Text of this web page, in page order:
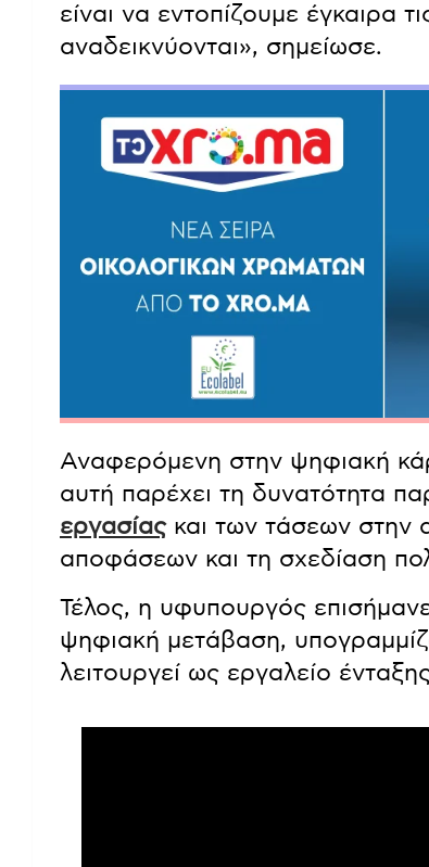
είναι να εντοπίζουμε έγκαιρα
αναδεικνύονται», σημείωσε.
Αναφερόμενη στην ψηφιακή
αυτή παρέχει τη δυνατότητα
εργασίαςκαι των τάσεων στην
αποφάσεων και τη σχεδίαση
Τέλος, η υφυπουργός
ψηφιακή μετάβαση,
λειτουργεί ως εργαλείο